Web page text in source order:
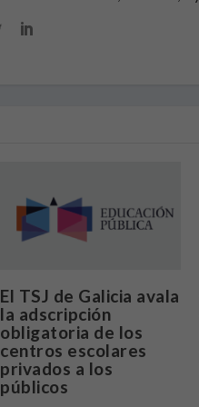
El TSJ de Galicia avala
la adscripción
obligatoria de los
centros escolares
privados a los
públicos